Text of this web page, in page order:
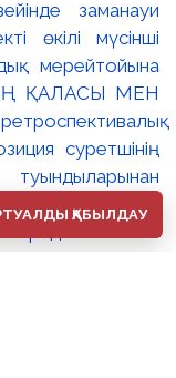
заманауи
өкілі мүсінші
мерейтойына
ҚАЛАСЫ МЕН
суретшінің
еңбектеріне
🔸Павел
ҚАБЫЛДАУ